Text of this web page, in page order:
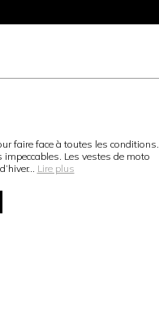
faire face à toutes les conditions.
Les vestes de moto
... Lire plus